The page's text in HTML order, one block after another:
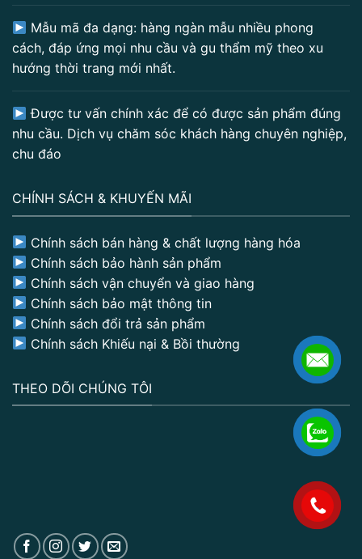
Mẫu mã đa dạng: hàng ngàn mẫu nhiều phong
cách, đáp ứng mọi nhu cầu và gu thẩm mỹ theo xu
hướng thời trang mới nhất.
Được tư vấn chính xác để có được sản phẩm đúng
nhu cầu. Dịch vụ chăm sóc khách hàng chuyên nghiệp,
chu đáo
CHÍNH SÁCH & KHUYẾN MÃI
Chính sách bán hàng & chất lượng hàng hóa
Chính sách bảo hành sản phẩm
Chính sách vận chuyển và giao hàng
Chính sách bảo mật thông tin
Chính sách đổi trả sản phẩm
Chính sách Khiếu nại & Bồi thường
THEO DÕI CHÚNG TÔI
.